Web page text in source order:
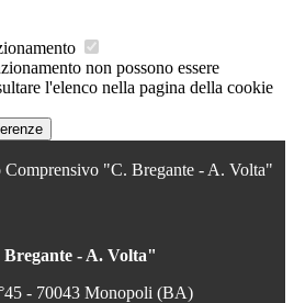
non possono essere
l'elenco nella pagina della cookie
Comprensivo "C. Bregante - A. Volta"
- A. Volta"
- 70043 Monopoli (BA)